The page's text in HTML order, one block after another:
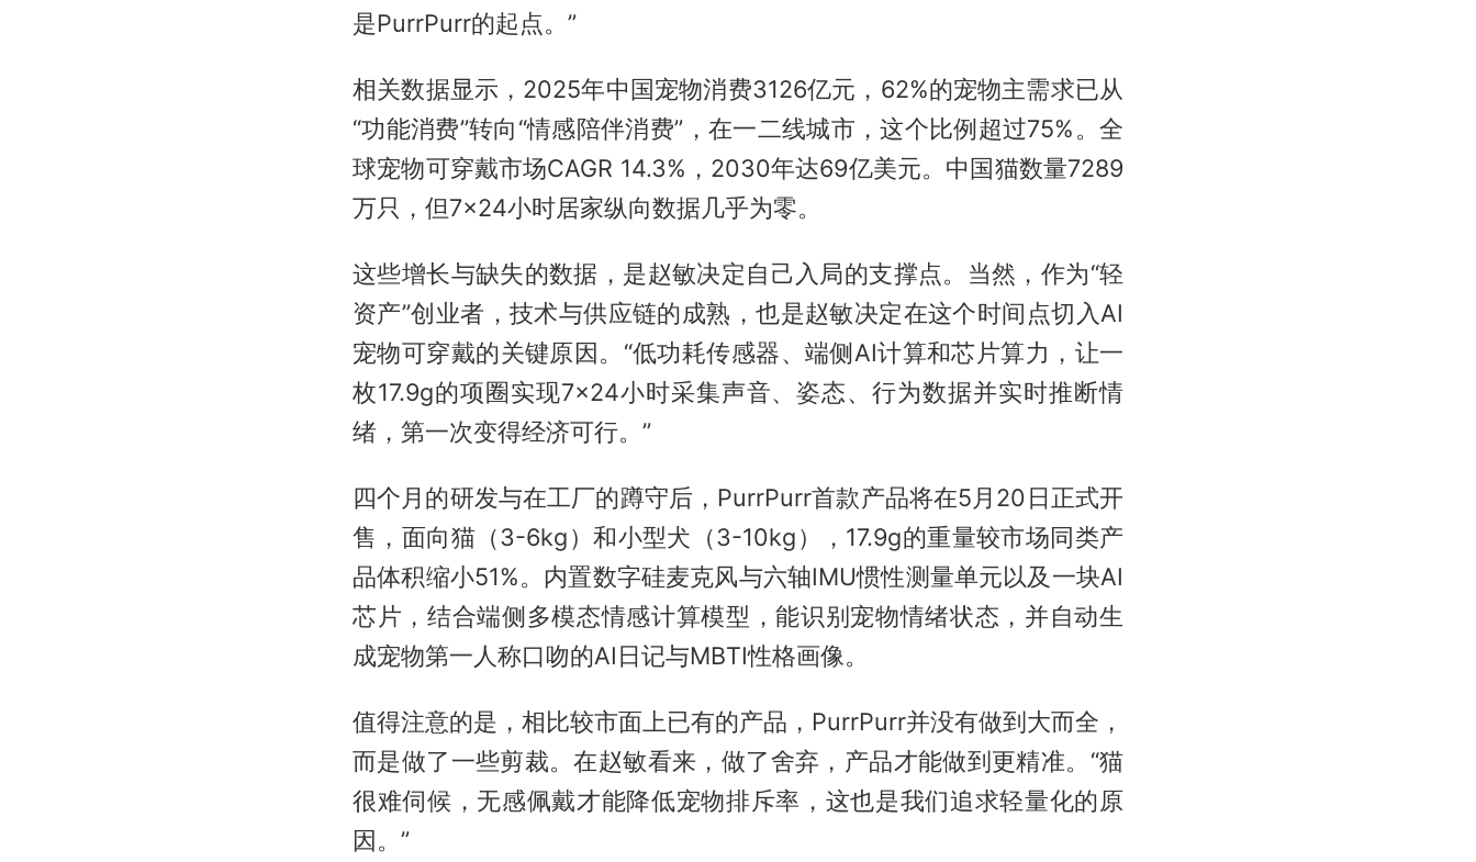
是PurrPurr的起点。”
相关数据显示，2025年中国宠物消费3126亿元，62%的宠物主需求已从
“功能消费”转向“情感陪伴消费”，在一二线城市，这个比例超过75%。全
球宠物可穿戴市场CAGR 14.3%，2030年达69亿美元。中国猫数量7289
万只，但7×24小时居家纵向数据几乎为零。
这些增长与缺失的数据，是赵敏决定自己入局的支撑点。当然，作为“轻
资产”创业者，技术与供应链的成熟，也是赵敏决定在这个时间点切入AI
宠物可穿戴的关键原因。“低功耗传感器、端侧AI计算和芯片算力，让一
枚17.9g的项圈实现7×24小时采集声音、姿态、行为数据并实时推断情
绪，第一次变得经济可行。”
四个月的研发与在工厂的蹲守后，PurrPurr首款产品将在5月20日正式开
售，面向猫（3-6kg）和小型犬（3-10kg），17.9g的重量较市场同类产
品体积缩小51%。内置数字硅麦克风与六轴IMU惯性测量单元以及一块AI
芯片，结合端侧多模态情感计算模型，能识别宠物情绪状态，并自动生
成宠物第一人称口吻的AI日记与MBTI性格画像。
值得注意的是，相比较市面上已有的产品，PurrPurr并没有做到大而全，
而是做了一些剪裁。在赵敏看来，做了舍弃，产品才能做到更精准。“猫
很难伺候，无感佩戴才能降低宠物排斥率，这也是我们追求轻量化的原
因。”